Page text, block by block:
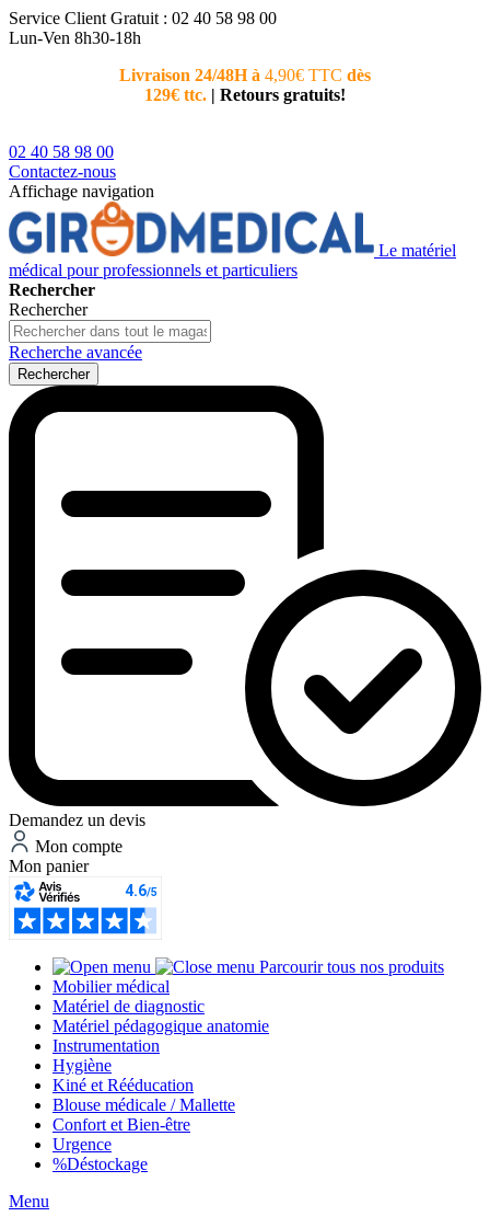
Service Client Gratuit : 02 40 58 98 00
Lun-Ven 8h30-18h
Livraison 24/48H à 4,90€ TTC dès
129€ ttc. | Retours gratuits!
02 40 58 98 00
Contactez-nous
Affichage navigation
Le matériel
médical pour professionnels et particuliers
Rechercher
Rechercher
Recherche avancée
Rechercher
Demandez un devis
Mon compte
Mon panier
Parcourir tous nos produits
Mobilier médical
Matériel de diagnostic
Matériel pédagogique anatomie
Instrumentation
Hygiène
Kiné et Rééducation
Blouse médicale / Mallette
Confort et Bien-être
Urgence
%Déstockage
Menu